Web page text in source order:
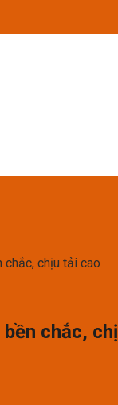
chắc, chịu tải cao
chắc,